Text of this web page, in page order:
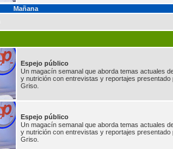
Mañana
Espejo público
Un magacín semanal que aborda temas actuales
y nutrición con entrevistas y reportajes presentado
Griso.
Espejo público
Un magacín semanal que aborda temas actuales
y nutrición con entrevistas y reportajes presentado
Griso.